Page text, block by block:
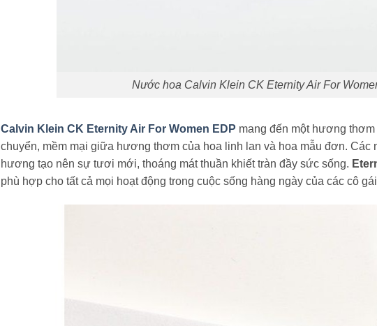
Nước hoa Calvin Klein CK Eternity Air For
Calvin Klein CK Eternity Air For Women EDP mang đến một hương
chuyển, mềm mại giữa hương thơm của hoa linh lan và hoa mẫu đơn. Các
hương tạo nên sự tươi mới, thoáng mát thuần khiết tràn đầy sức sống.
phù hợp cho tất cả mọi hoạt động trong cuộc sống hàng ngày của các cô